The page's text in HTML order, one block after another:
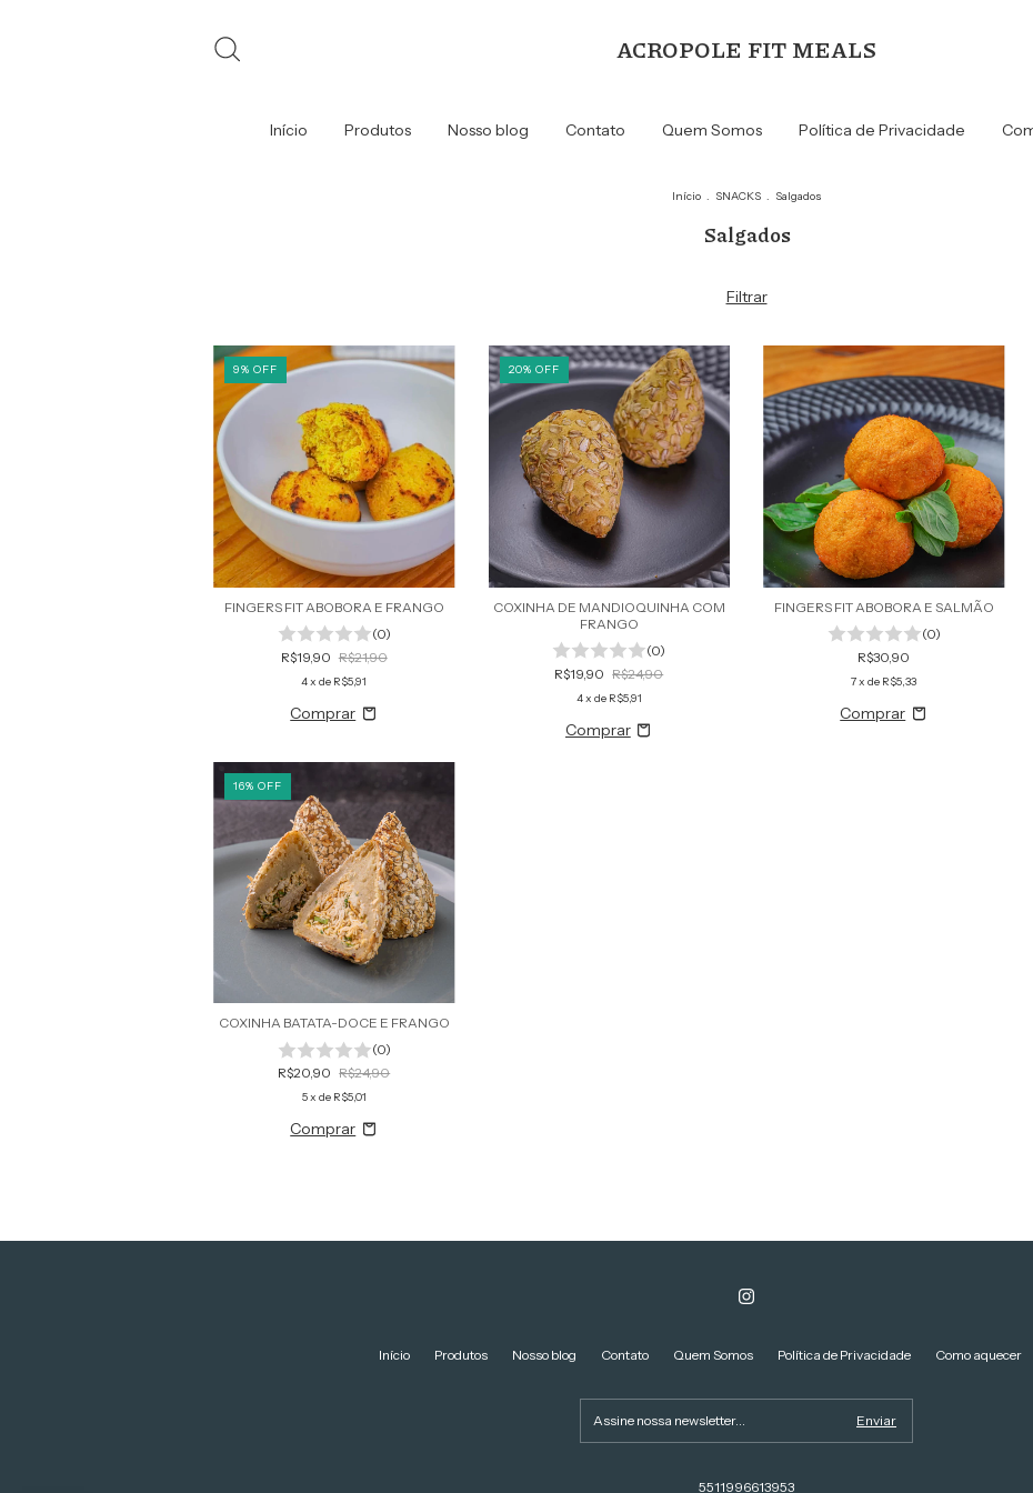
ACROPOLE FIT MEALS
Início Produtos Nosso blog Contato Quem Somos Política de Privacidade
Início . SNACKS . Salgados
Salgados
Filtrar
9% OFF
FINGERS FIT ABOBORA E FRANGO
(0)
R$19,90 R$21,90
4x de R$5,91
20% OFF
COXINHA DE MANDIOQUINHA COM
FRANGO
(0)
R$19,90 R$24,90
4x de R$5,91
FINGERS FIT ABOBORA E SALMÃO
(0)
R$30,90
7x de R$5,33
16% OFF
COXINHA BATATA-DOCE E FRANGO
(0)
R$20,90 R$24,90
5x de R$5,01
Início Produtos Nosso blog Contato Quem Somos Política de Privacidade Como aquecer
5511996613953